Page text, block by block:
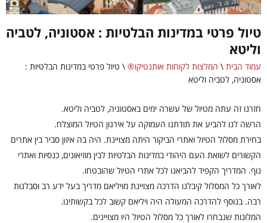
טיול פרטי במדינות הבלטיות : אסטוניה, לטביה
וליטא
עמוד הבית \ המלצות לקוחות אותנטיקו® \ טיול פרטי במדינות הבלטיות :
אסטוניה, לטביה וליטא
חזרנו זה עתה מטיול של עשרה ימים באסטוניה, לטביה וליטא.
הרשה לנו להביע את תודתנו העמוקה על אירגון הטיול המוצלח.
בחירת מסלול הטיול ואתרי הביקור היתה מצויינת. היה בה איזון סביר בין אתרים
הקשורים לשואת העם היהודי במדינות הבלטיות לבין מוזיאונים, כנסיות ואתרי
נוף. המדריך הקפיד להביאנו לכל אתרי הטיול שהובטחו.
לאורך כל המסלול קיבלנו הדרכה מצויינת מויליאם מדריך בעל ידע רב וסבלנות
רבה. בנוסף להדרכה המעולה היה ויליאם קשוב לכל בקשותינו.
המלונות שנבחרו לאורך כל מסלול הטיול היו מצויינים.